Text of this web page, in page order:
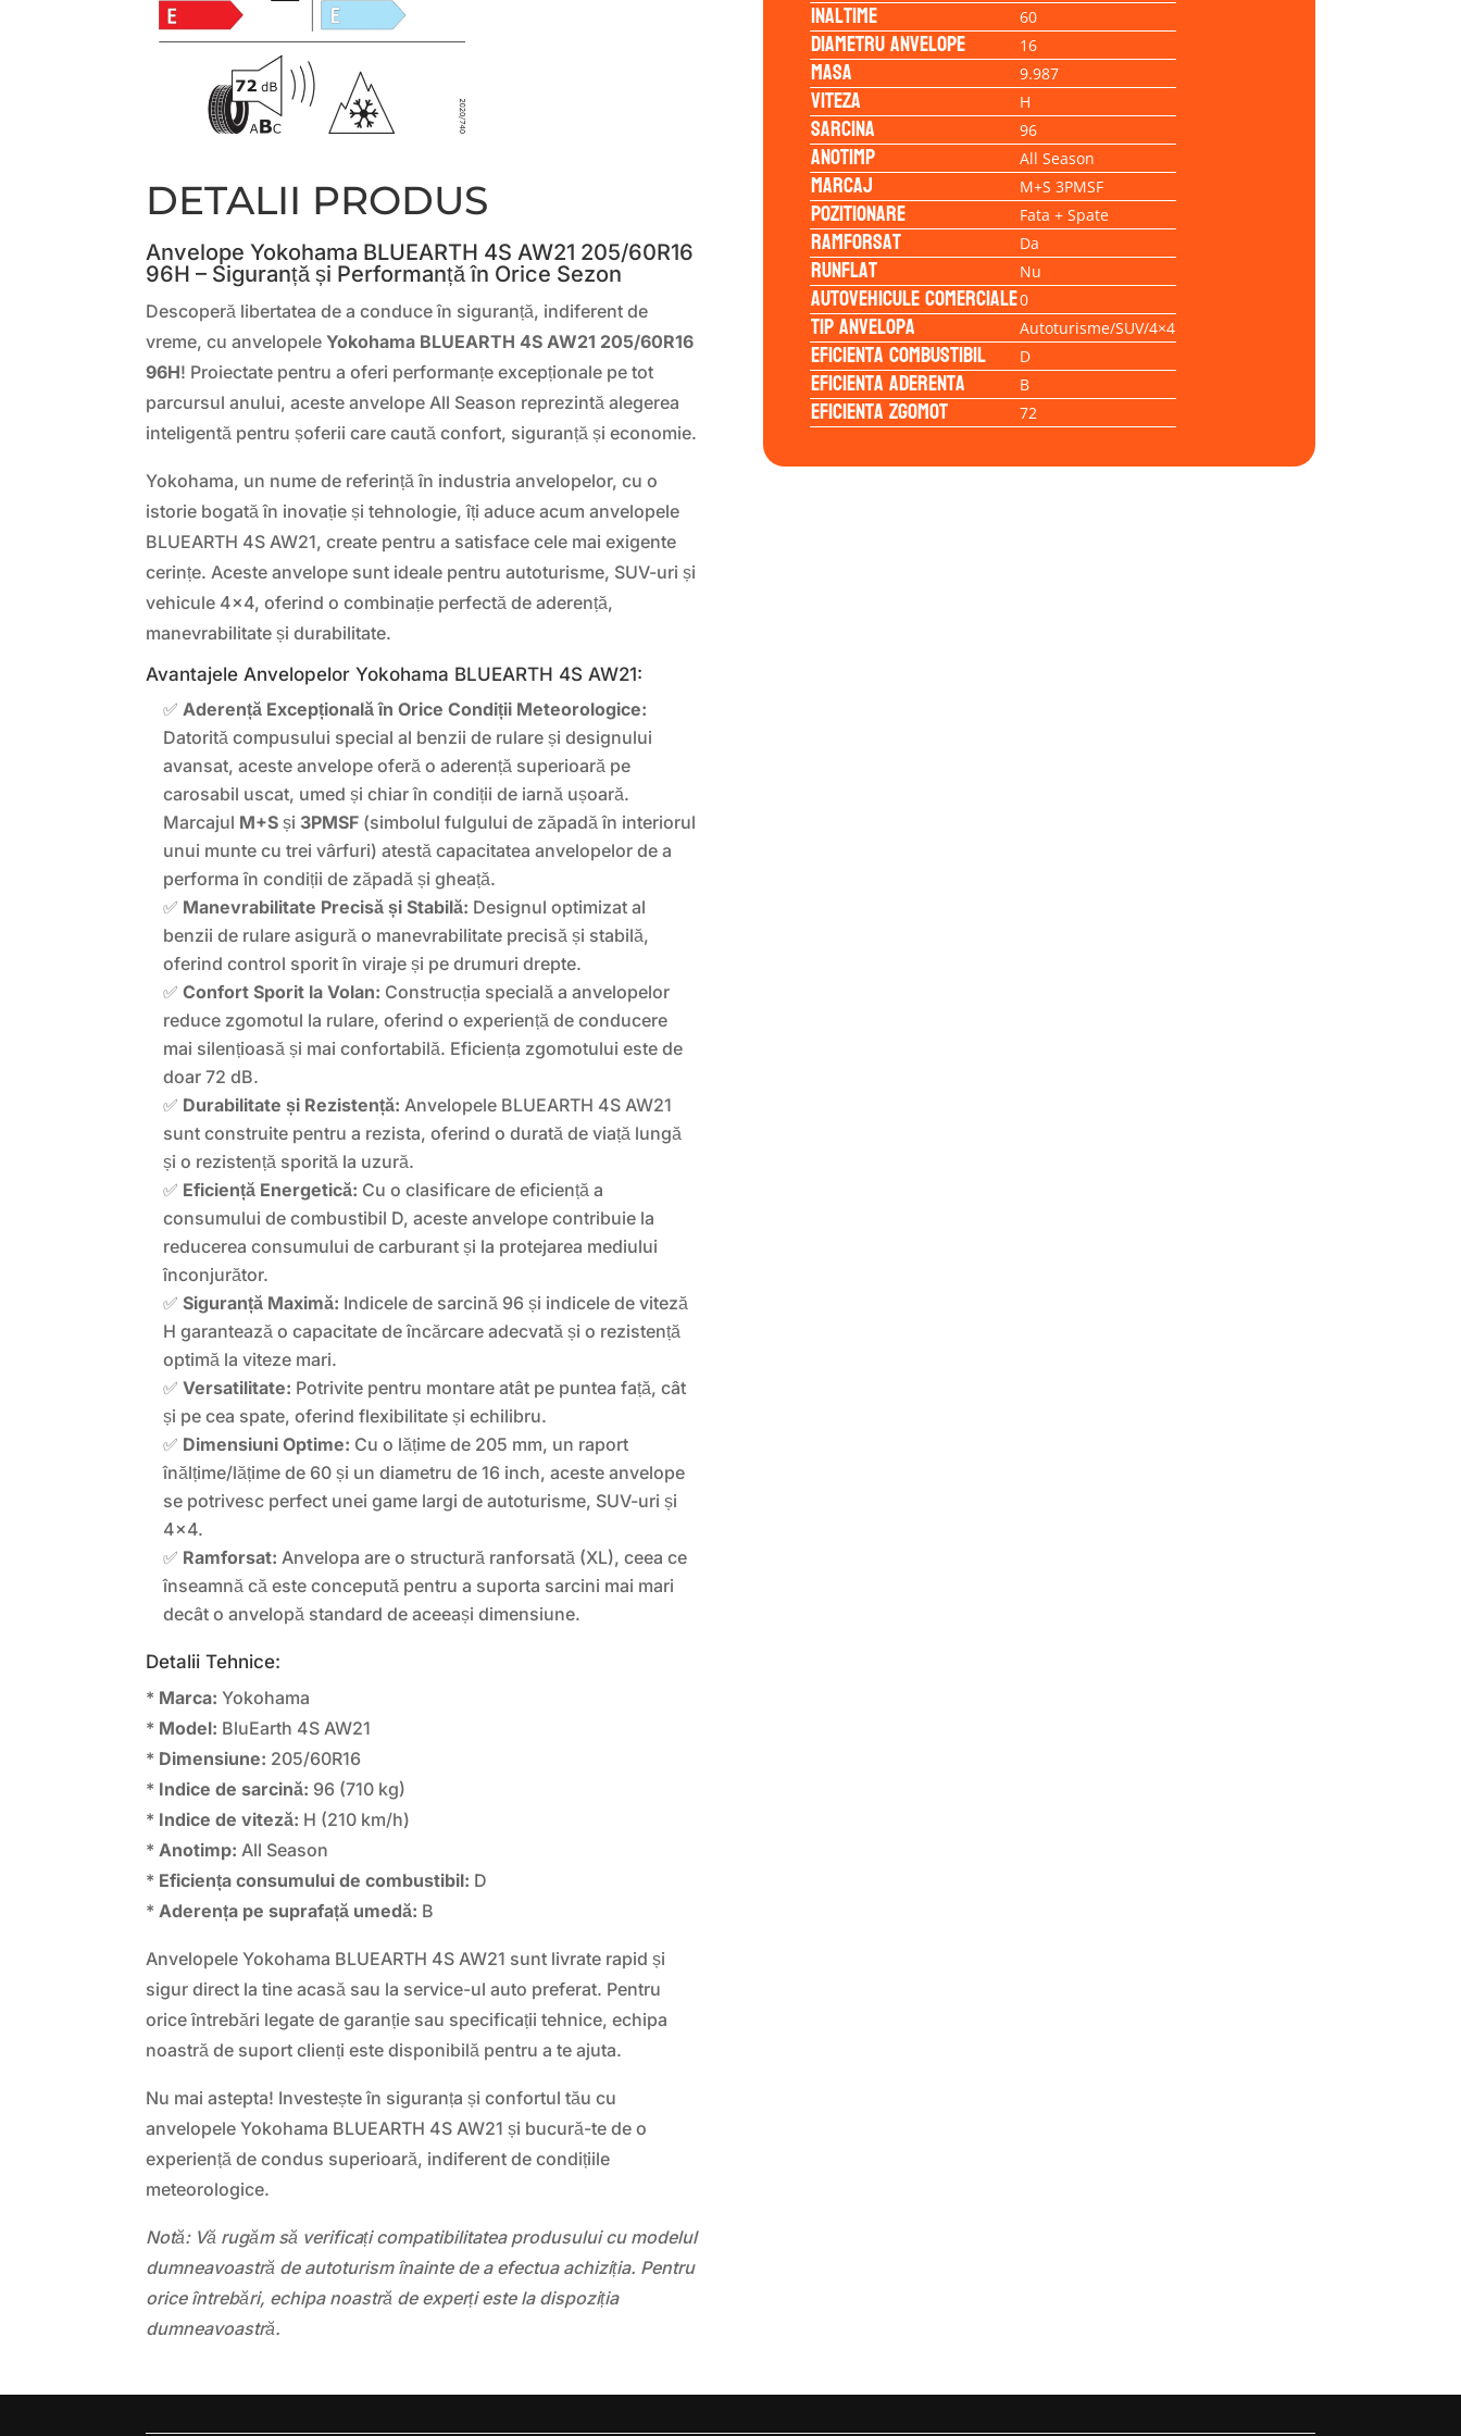
DETALII PRODUS
Anvelope Yokohama BLUEARTH 4S AW21 205/60R16
96H – Siguranță și Performanță în Orice Sezon
Descoperă libertatea de a conduce în siguranță, indiferent de
vreme, cu anvelopeleYokohama BLUEARTH 4S AW21 205/60R16
96H! Proiectate pentru a oferi performanțe excepționale pe tot
parcursul anului, aceste anvelope All Season reprezintă alegerea
inteligentă pentru șoferii care caută confort, siguranță și economie.
Yokohama, un nume de referință în industria anvelopelor, cu o
istorie bogată în inovație și tehnologie, îți aduce acum anvelopele
BLUEARTH 4S AW21, create pentru a satisface cele mai exigente
cerințe. Aceste anvelope sunt ideale pentru autoturisme, SUV-uri și
vehicule 4×4, oferind o combinație perfectă de aderență,
manevrabilitate și durabilitate.
Avantajele Anvelopelor Yokohama BLUEARTH 4S AW21:
✅ Aderență Excepțională în Orice Condiții Meteorologice:
Datorită compusului special al benzii de rulare și designului
avansat, aceste anvelope oferă o aderență superioară pe
carosabil uscat, umed și chiar în condiții de iarnă ușoară.
Marcajul M+S și 3PMSF (simbolul fulgului de zăpadă în interiorul
unui munte cu trei vârfuri) atestă capacitatea anvelopelor de a
performa în condiții de zăpadă și gheață.
✅ Manevrabilitate Precisă și Stabilă: Designul optimizat al
benzii de rulare asigură o manevrabilitate precisă și stabilă,
oferind control sporit în viraje și pe drumuri drepte.
✅Confort Sporit la Volan: Construcția specială a anvelopelor
reduce zgomotul la rulare, oferind o experiență de conducere
mai silențioasă și mai confortabilă. Eficiența zgomotului este de
doar 72 dB.
✅ Durabilitate și Rezistență: Anvelopele BLUEARTH 4S AW21
sunt construite pentru a rezista, oferind o durată de viață lungă
și o rezistență sporită la uzură.
✅ Eficiență Energetică: Cu o clasificare de eficiență a
consumului de combustibil D, aceste anvelope contribuie la
reducerea consumului de carburant și la protejarea mediului
înconjurător.
✅Siguranță Maximă: Indicele de sarcină 96 și indicele de viteză
H garantează o capacitate de încărcare adecvată și o rezistență
optimă la viteze mari.
✅Versatilitate: Potrivite pentru montare atât pe puntea față, cât
și pe cea spate, oferind flexibilitate și echilibru.
✅ Dimensiuni Optime: Cu o lățime de 205 mm, un raport
înălțime/lățime de 60 și un diametru de 16 inch, aceste anvelope
se potrivesc perfect unei game largi de autoturisme, SUV-uri și
4×4.
✅ Ramforsat: Anvelopa are o structură ranforsată (XL), ceea ce
înseamnă că este concepută pentru a suporta sarcini mai mari
decât o anvelopă standard de aceeași dimensiune.
Detalii Tehnice:
* Marca: Yokohama
* Model: BluEarth 4S AW21
* Dimensiune: 205/60R16
* Indice de sarcină: 96 (710 kg)
* Indice de viteză: H (210 km/h)
* Anotimp: All Season
* Eficiența consumului de combustibil: D
* Aderența pe suprafață umedă: B
Anvelopele Yokohama BLUEARTH 4S AW21 sunt livrate rapid și
sigur direct la tine acasă sau la service-ul auto preferat. Pentru
orice întrebări legate de garanție sau specificații tehnice, echipa
noastră de suport clienți este disponibilă pentru a te ajuta.
Nu mai astepta! Investește în siguranța și confortul tău cu
anvelopele Yokohama BLUEARTH 4S AW21 și bucură-te de o
experiență de condus superioară, indiferent de condițiile
meteorologice.
Notă: Vă rugăm să verificați compatibilitatea produsului cu modelul
dumneavoastră de autoturism înainte de a efectua achiziția. Pentru
orice întrebări, echipa noastră de experți este la dispoziția
dumneavoastră.
Inaltime 60
Diametru anvelope 16
Masa 9.987
Viteza H
Sarcina 96
Anotimp All Season
Marcaj M+S 3PMSF
Pozitionare Fata + Spate
Ramforsat Da
Runflat Nu
Autovehicule comerciale0
Tip anvelopa Autoturisme/SUV/4×4
Eficienta Combustibil D
Eficienta Aderenta B
Eficienta Zgomot 72